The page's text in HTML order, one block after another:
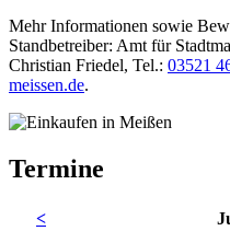
Mehr Informationen sowie
Standbetreiber: Amt für
Christian Friedel, Tel.: 03521
meissen.de.
Termine
<